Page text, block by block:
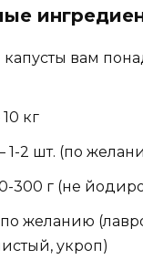
вам
кг
1-2 шт. (по
300 г (не
желанию
укроп)